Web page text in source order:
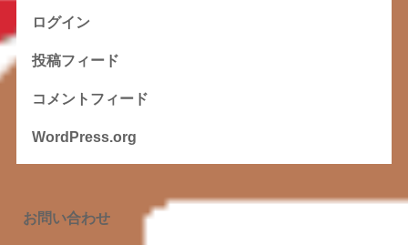
ログイン
投稿フィード
コメントフィード
WordPress.org
お問い合わせ